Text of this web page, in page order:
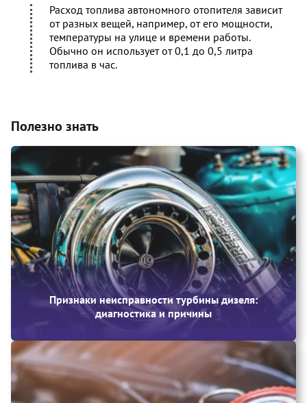
Расход топлива автономного отопителя зависит
от разных вещей, например, от его мощности,
температуры на улице и времени работы.
Обычно он использует от 0,1 до 0,5 литра
топлива в час.
Полезно знать
Признаки неисправности турбины дизеля:
диагностика и причины